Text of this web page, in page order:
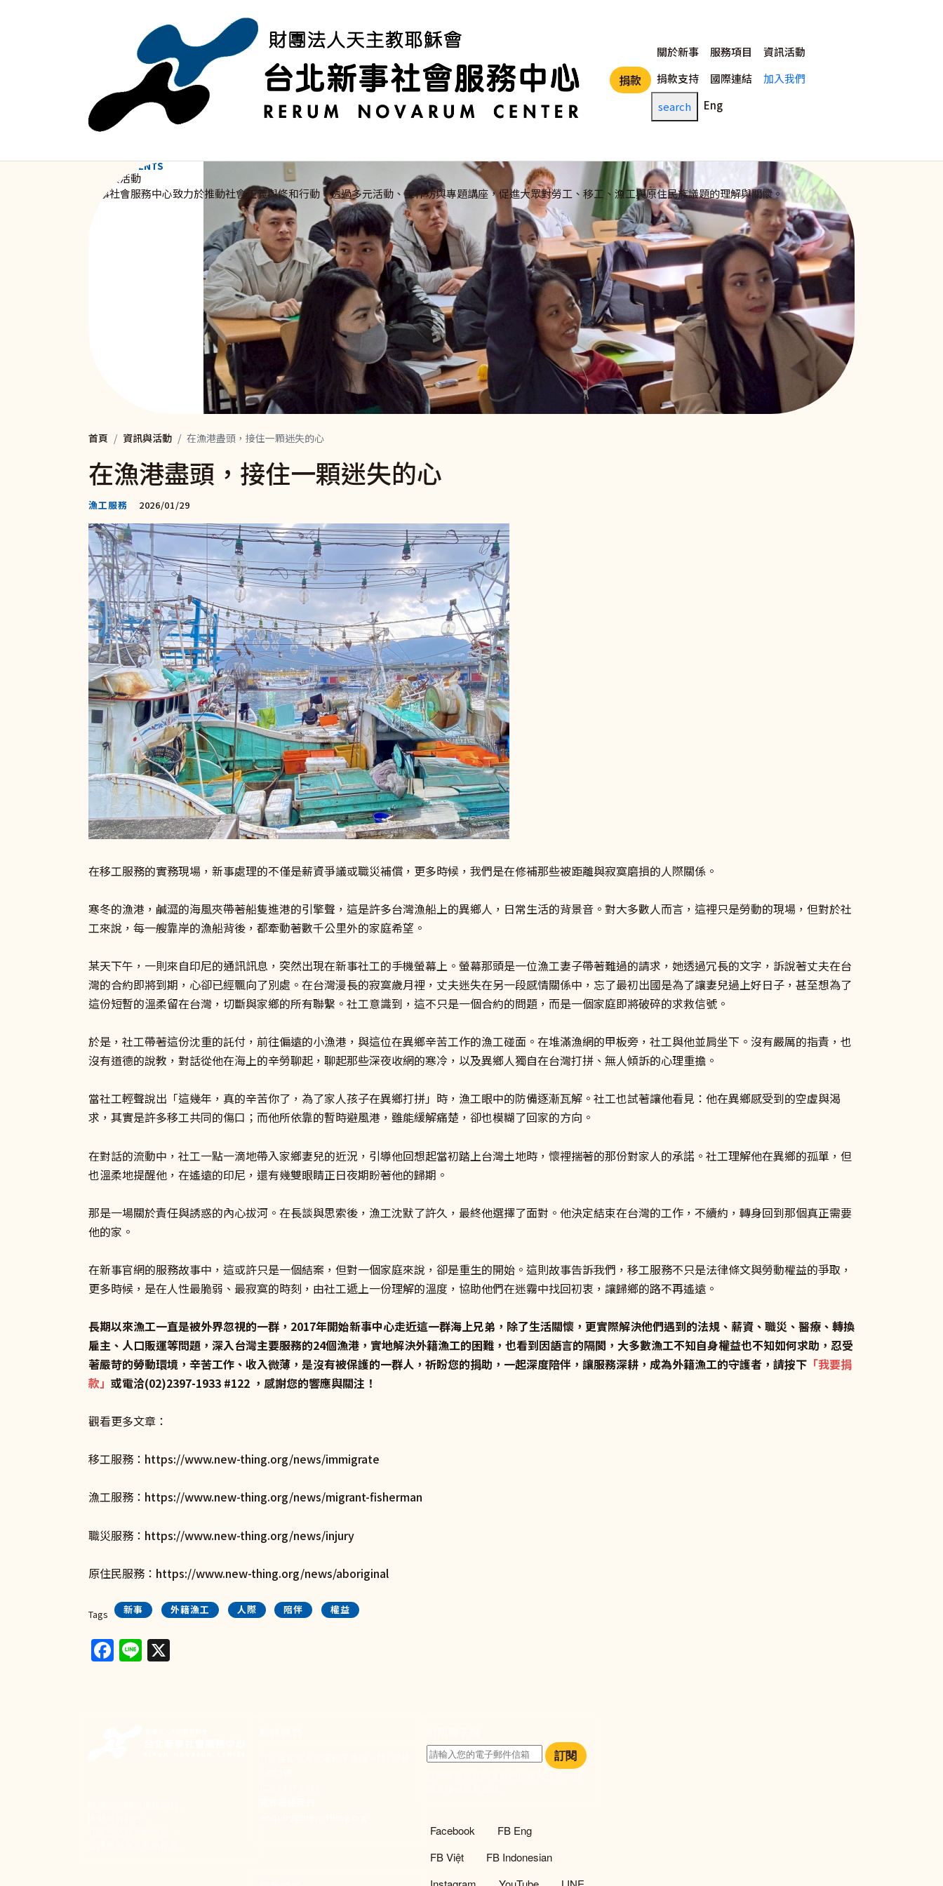
捐款
主選單
關於新事 服務項目
資訊活動
捐款支持
國際連結
加入我們
search
Eng
NEWS & EVENTS
資訊與活動
新事社會服務中心致力於推動社會正義與修和行動，透過多元活動、工作坊與專題講座，促進大眾對勞工、移工、漁工與原住民族議題的理解與關懷。
首頁 資訊與活動 在漁港盡頭，接住一顆迷失的心
在漁港盡頭，接住一顆迷失的心
漁工服務 2026/01/29
在移工服務的實務現場，新事處理的不僅是薪資爭議或職災補償，更多時候，我們是在修補那些被距離與寂寞磨損的人際關係。
寒冬的漁港，鹹澀的海風夾帶著船隻進港的引擎聲，這是許多台灣漁船上的異鄉人，日常生活的背景音。對大多數人而言，這裡只是勞動的現場，但對於社
工來說，每一艘靠岸的漁船背後，都牽動著數千公里外的家庭希望。
某天下午，一則來自印尼的通訊訊息，突然出現在新事社工的手機螢幕上。螢幕那頭是一位漁工妻子帶著難過的請求，她透過冗長的文字，訴說著丈夫在台
灣的合約即將到期，心卻已經飄向了別處。在台灣漫長的寂寞歲月裡，丈夫迷失在另一段感情關係中，忘了最初出國是為了讓妻兒過上好日子，甚至想為了
這份短暫的溫柔留在台灣，切斷與家鄉的所有聯繫。社工意識到，這不只是一個合約的問題，而是一個家庭即將破碎的求救信號。
於是，社工帶著這份沈重的託付，前往偏遠的小漁港，與這位在異鄉辛苦工作的漁工碰面。在堆滿漁網的甲板旁，社工與他並肩坐下。沒有嚴厲的指責，也
沒有道德的說教，對話從他在海上的辛勞聊起，聊起那些深夜收網的寒冷，以及異鄉人獨自在台灣打拼、無人傾訴的心理重擔。
當社工輕聲說出「這幾年，真的辛苦你了，為了家人孩子在異鄉打拼」時，漁工眼中的防備逐漸瓦解。社工也試著讓他看見：他在異鄉感受到的空虛與渴
求，其實是許多移工共同的傷口；而他所依靠的暫時避風港，雖能緩解痛楚，卻也模糊了回家的方向。
在對話的流動中，社工一點一滴地帶入家鄉妻兒的近況，引導他回想起當初踏上台灣土地時，懷裡揣著的那份對家人的承諾。社工理解他在異鄉的孤單，但
也溫柔地提醒他，在遙遠的印尼，還有幾雙眼睛正日夜期盼著他的歸期。
那是一場關於責任與誘惑的內心拔河。在長談與思索後，漁工沈默了許久，最終他選擇了面對。他決定結束在台灣的工作，不續約，轉身回到那個真正需要
他的家。
在新事官網的服務故事中，這或許只是一個結案，但對一個家庭來說，卻是重生的開始。這則故事告訴我們，移工服務不只是法律條文與勞動權益的爭取，
更多時候，是在人性最脆弱、最寂寞的時刻，由社工遞上一份理解的溫度，協助他們在迷霧中找回初衷，讓歸鄉的路不再遙遠。
長期以來漁工一直是被外界忽視的一群，2017年開始新事中心走近這一群海上兄弟，除了生活關懷，更實際解決他們遇到的法規、薪資、職災、醫療、轉換
雇主、人口販運等問題，深入台灣主要服務的24個漁港，實地解決外籍漁工的困難，也看到因語言的隔閡，大多數漁工不知自身權益也不知如何求助，忍受
著嚴苛的勞動環境，辛苦工作、收入微薄，是沒有被保護的一群人，祈盼您的捐助，一起深度陪伴，讓服務深耕，成為外籍漁工的守護者，請按下 「我要捐
款」 或電洽(02)2397-1933 #122 ，感謝您的響應與關注！
觀看更多文章：
移工服務： https://www.new-thing.org/news/immigrate
漁工服務： https://www.new-thing.org/news/migrant-fisherman
職災服務： https://www.new-thing.org/news/injury
原住民服務： https://www.new-thing.org/news/aboriginal
Tags 新事 外籍漁工 人際 陪伴 權益
Facebook
Line
訂閱
社群選單
Facebook
FB Eng
FB Việt
FB Indonesian